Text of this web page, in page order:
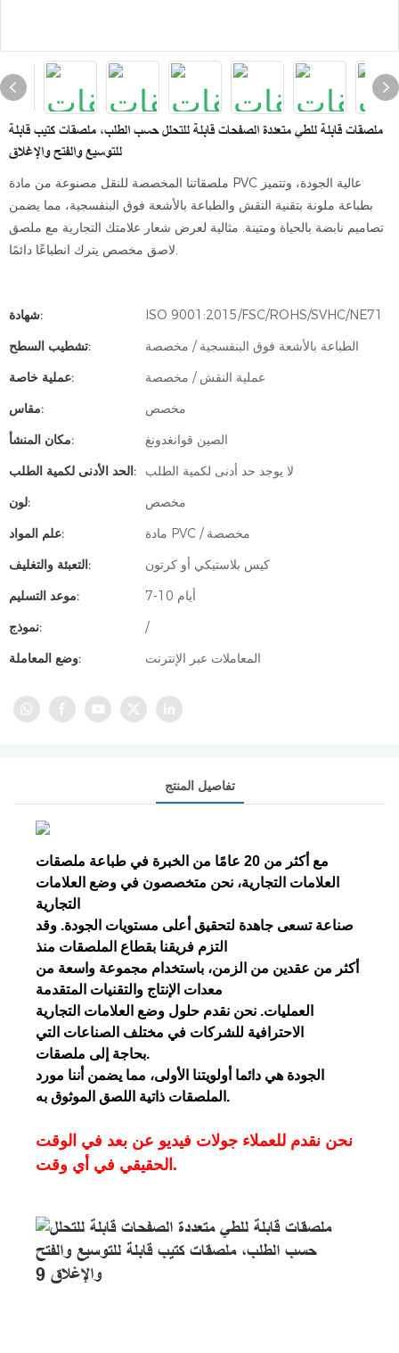
ملصقات قابلة للطي متعددة الصفحات قابلة للتحلل حسب الطلب، ملصقات كتيب قابلة
للتوسيع والفتح والإغلاق
ملصقاتنا المخصصة للنقل مصنوعة من مادة PVC عالية الجودة، وتتميز
بطباعة ملونة بتقنية النقش والطباعة بالأشعة فوق البنفسجية، مما يضمن
تصاميم نابضة بالحياة ومتينة. مثالية لعرض شعار علامتك التجارية مع ملصق
لاصق مخصص يترك انطباعًا دائمًا.
شهادة:
ISO 9001:2015/FSC/ROHS/SVHC/NE71
تشطيب السطح:
الطباعة بالأشعة فوق البنفسجية / مخصصة
عملية خاصة:
عملية النقش / مخصصة
مقاس:
مخصص
مكان المنشأ:
الصين قوانغدونغ
الحد الأدنى لكمية الطلب:
لا يوجد حد أدنى لكمية الطلب
لون:
مخصص
علم المواد:
مادة PVC / مخصصة
التعبئة والتغليف:
كيس بلاستيكي أو كرتون
موعد التسليم:
7-10 أيام
نموذج:
/
وضع المعاملة:
المعاملات عبر الإنترنت
تفاصيل المنتج
مع أكثر من 20 عامًا من الخبرة في طباعة ملصقات
العلامات التجارية، نحن متخصصون في وضع العلامات
التجارية
صناعة تسعى جاهدة لتحقيق أعلى مستويات الجودة. وقد
التزم فريقنا بقطاع الملصقات منذ
أكثر من عقدين من الزمن، باستخدام مجموعة واسعة من
معدات الإنتاج والتقنيات المتقدمة
العمليات. نحن نقدم حلول وضع العلامات التجارية
الاحترافية للشركات في مختلف الصناعات التي
بحاجة إلى ملصقات.
الجودة هي دائما أولويتنا الأولى، مما يضمن أننا مورد
الملصقات ذاتية اللصق الموثوق به.
نحن نقدم للعملاء جولات فيديو عن بعد في الوقت
الحقيقي في أي وقت.